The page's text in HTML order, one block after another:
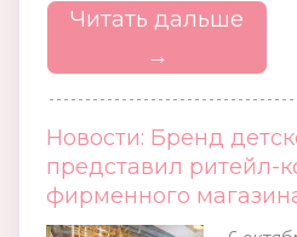
Читать дальше
→
Новости: Бренд
представил ритейл-
фирменного